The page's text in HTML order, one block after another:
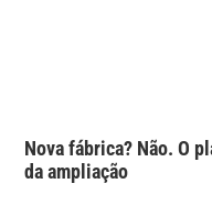
Nova fábrica? Não. O
da ampliação